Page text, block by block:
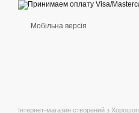
Мобільна версія
Інтернет-магазин створений з Хорошоп